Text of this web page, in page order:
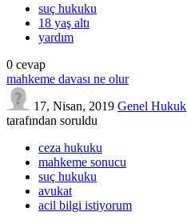
suç hukuku
18 yaş altı
yardım
0 cevap
mahkeme davası ne olur
17, Nisan, 2019 Genel Hukuk
tarafından soruldu
ceza hukuku
mahkeme sonucu
suç hukuku
avukat
acil bilgi istiyorum